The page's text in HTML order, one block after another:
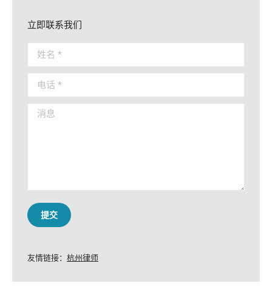
立即联系我们
姓名 *
电话 *
消息
提交
友情链接： 杭州律师